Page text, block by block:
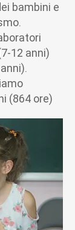
bambini e
12 anni)
(864 ore)